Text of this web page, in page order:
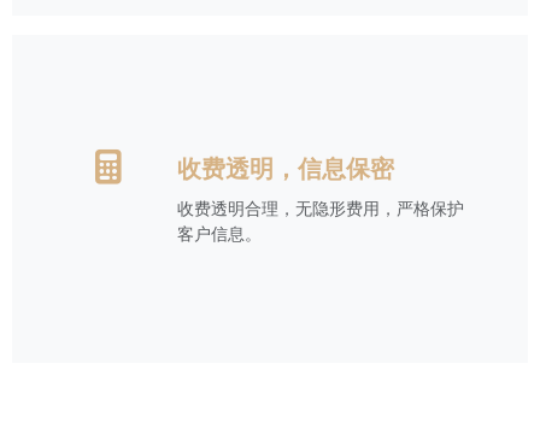
收费透明，信息保密
收费透明合理，无隐形费用，严格保护
客户信息。